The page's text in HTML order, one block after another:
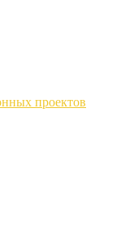
проектов